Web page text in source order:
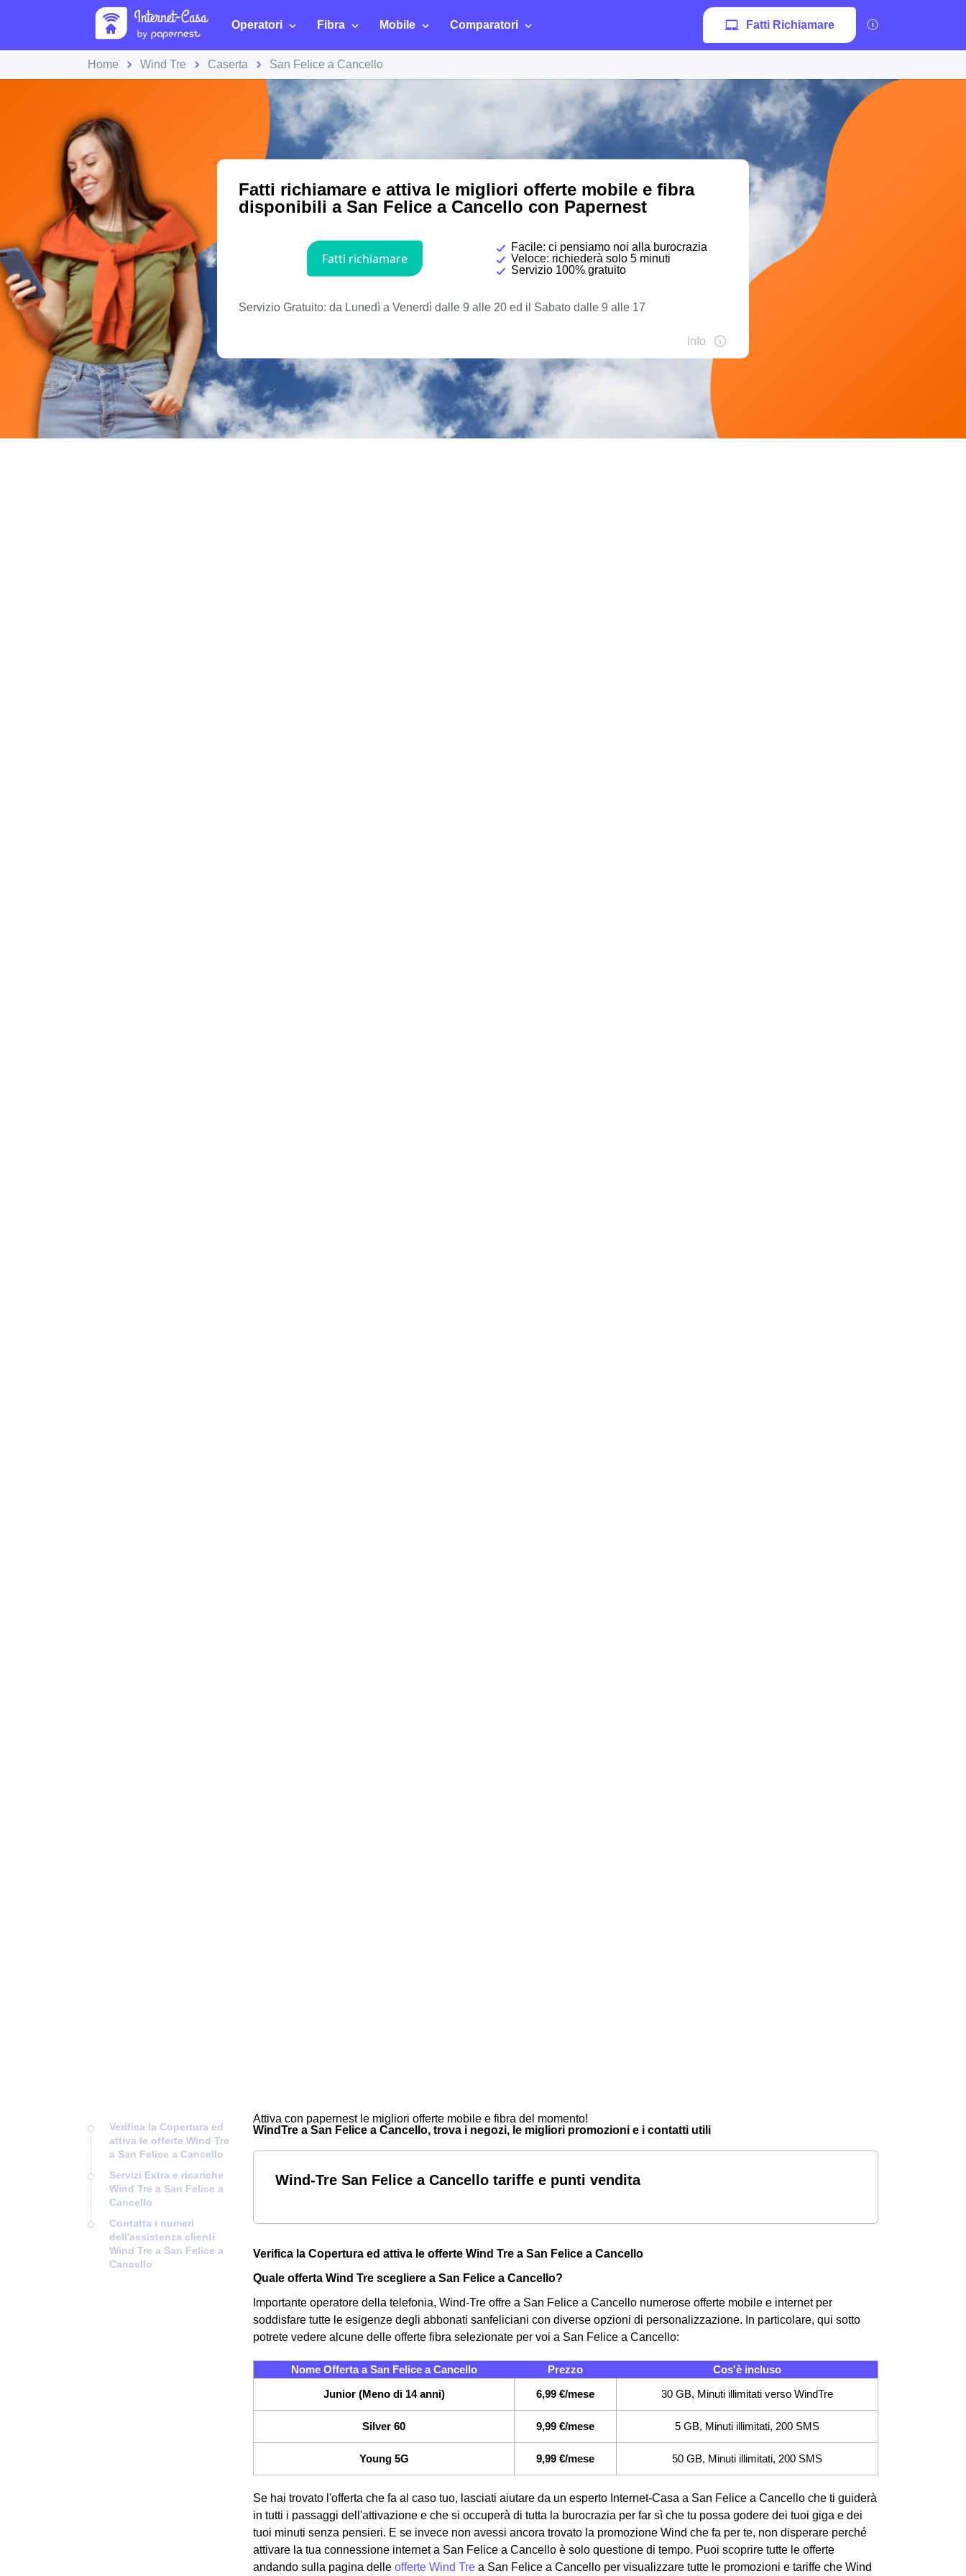
Operatori Fibra Mobile Comparatori Fatti Richiamare
Home Wind Tre Caserta San Felice a Cancello
Verifica la Copertura ed
attiva le offerte Wind Tre
a San Felice a Cancello
Servizi Extra e ricariche
Wind Tre a San Felice a
Cancello
Contatta i numeri
dell'assistenza clienti
Wind Tre a San Felice a
Cancello
Attiva con papernest le migliori offerte mobile e fibra del momento!
WindTre a San Felice a Cancello, trova i negozi, le migliori promozioni e i contatti utili
Wind-Tre San Felice a Cancello tariffe e punti vendita
Verifica la Copertura ed attiva le offerte Wind Tre a San Felice a Cancello
Quale offerta Wind Tre scegliere a San Felice a Cancello?
Importante operatore della telefonia, Wind-Tre offre a San Felice a Cancello numerose offerte mobile e internet per
soddisfare tutte le esigenze degli abbonati sanfeliciani con diverse opzioni di personalizzazione. In particolare, qui sotto
potrete vedere alcune delle offerte fibra selezionate per voi a San Felice a Cancello:
Nome Offerta a San Felice a Cancello Prezzo
Cos'è incluso
Junior (Meno di 14 anni)
6,99 €/mese 30 GB, Minuti illimitati verso WindTre
Silver 60 9,99 €/mese 5 GB, Minuti illimitati, 200 SMS
Young 5G 9,99 €/mese 50 GB, Minuti illimitati, 200 SMS
Se hai trovato l'offerta che fa al caso tuo, lasciati aiutare da un esperto Internet-Casa a San Felice a Cancello che ti guiderà
in tutti i passaggi dell'attivazione e che si occuperà di tutta la burocrazia per far sì che tu possa godere dei tuoi giga e dei
tuoi minuti senza pensieri. E se invece non avessi ancora trovato la promozione Wind che fa per te, non disperare perché
attivare la tua connessione internet a San Felice a Cancello è solo questione di tempo. Puoi scoprire tutte le offerte
andando sulla pagina delle offerte Wind Tre a San Felice a Cancello per visualizzare tutte le promozioni e tariffe che Wind